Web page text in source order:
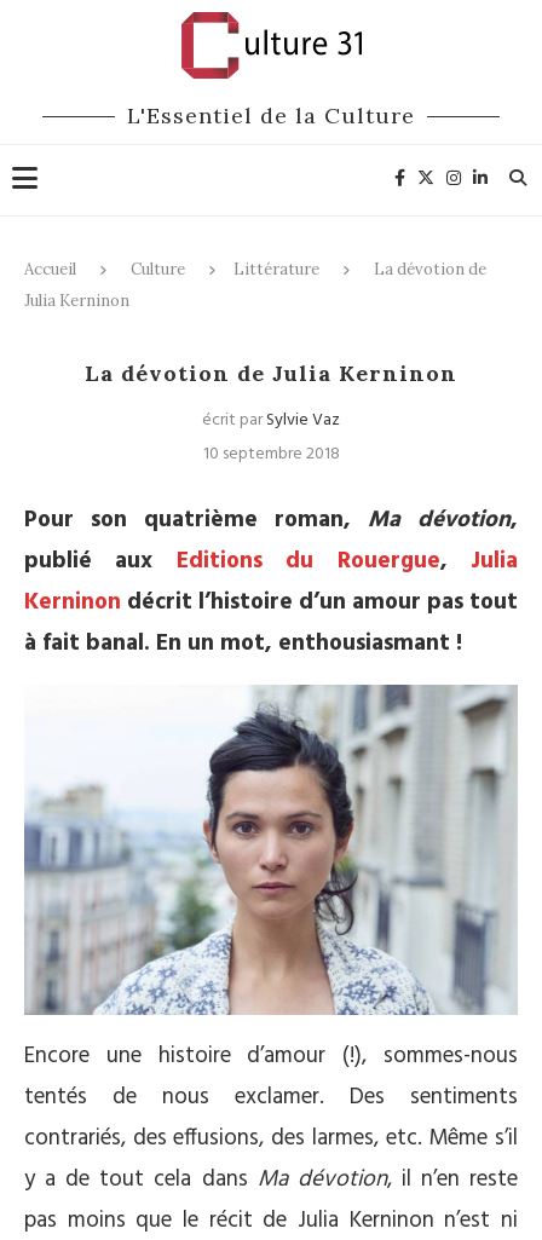
L'Essentiel de la Culture
Accueil Culture Littérature
La dévotion de
Julia Kerninon
La dévotion de Julia Kerninon
écrit parSylvie Vaz
10 septembre 2018
Pour son quatrième roman, Ma dévotion,
publié aux Editions du Rouergue, Julia
Kerninon décrit l’histoire d’un amour pas tout
à fait banal. En un mot, enthousiasmant !
Encore une histoire d’amour (!), sommes-nous
tentés de nous exclamer. Des sentiments
contrariés, des effusions, des larmes, etc. Même s’il
y a de tout cela dans Ma dévotion, il n’en reste
pas moins que le récit de Julia Kerninon n’est ni